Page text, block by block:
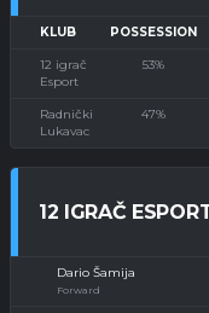
KLUB POSSESSION
12 igrač
Esport
53%
Radnički
Lukavac
47%
12 IGRAČ
Dario Šamija
Forward